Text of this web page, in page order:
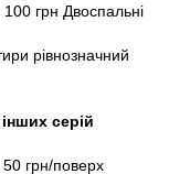
грн Двоспальні
рівнозначний
серій
грн/поверх